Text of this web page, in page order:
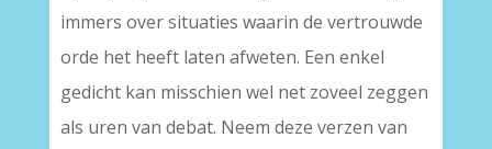
immers over situaties waarin de vertrouwde
orde het heeft laten afweten. Een enkel
gedicht kan misschien wel net zoveel zeggen
als uren van debat. Neem deze verzen van